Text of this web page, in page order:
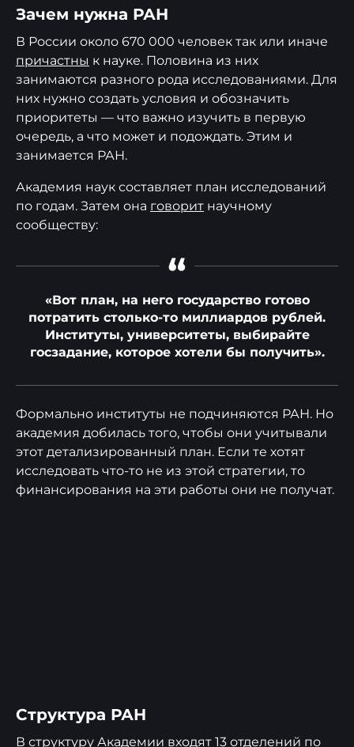
Зачем нужна РАН
В России около 670 000 человек так или иначе
причастны к науке. Половина из них
занимаются разного рода исследованиями. Для
них нужно создать условия и обозначить
приоритеты — что важно изучить в первую
очередь, а что может и подождать. Этим и
занимается РАН.
Академия наук составляет план исследований
по годам. Затем она говорит научному
сообществу:
“
«Вот план, на него государство готово
потратить столько-то миллиардов рублей.
Институты, университеты, выбирайте
госзадание, которое хотели бы получить».
Формально институты не подчиняются РАН. Но
академия добилась того, чтобы они учитывали
этот детализированный план. Если те хотят
исследовать что-то не из этой стратегии, то
финансирования на эти работы они не получат.
Структура РАН
В структуру Академии входят 13 отделений по